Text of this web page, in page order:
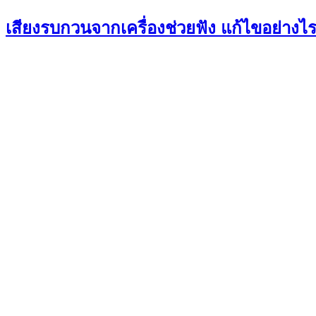
เสียงรบกวนจากเครื่องช่วยฟัง แก้ไขอย่างไ